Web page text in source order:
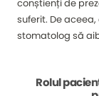
conștienți de
suferit. De
stomatolog să
Rolul